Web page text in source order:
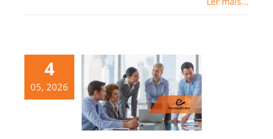
4
05, 2026